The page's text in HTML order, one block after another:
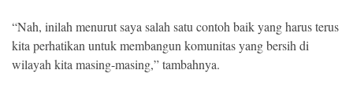
“Nah, inilah menurut saya salah satu contoh baik yang harus terus
kita perhatikan untuk membangun komunitas yang bersih di
wilayah kita masing-masing,” tambahnya.